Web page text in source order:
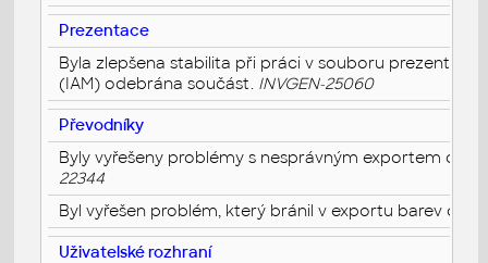
Prezentace
Byla zlepšena stabilita při práci v souboru
(IAM) odebrána součást. INVGEN-25060
Převodníky
Byly vyřešeny problémy s nesprávným exportem
22344
Byl vyřešen problém, který bránil v exportu barev do
Uživatelské rozhraní